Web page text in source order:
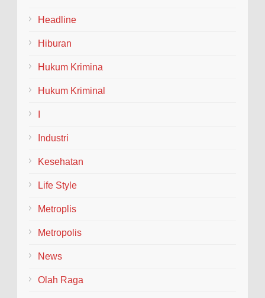
(Welcome and Farewell Parade) bagi pimpinan baru dan
Headline
Hiburan
Hukum Krimina
Hukum Kriminal
Industri
Kesehatan
Life Style
Metroplis
Metropolis
News
Olah Raga